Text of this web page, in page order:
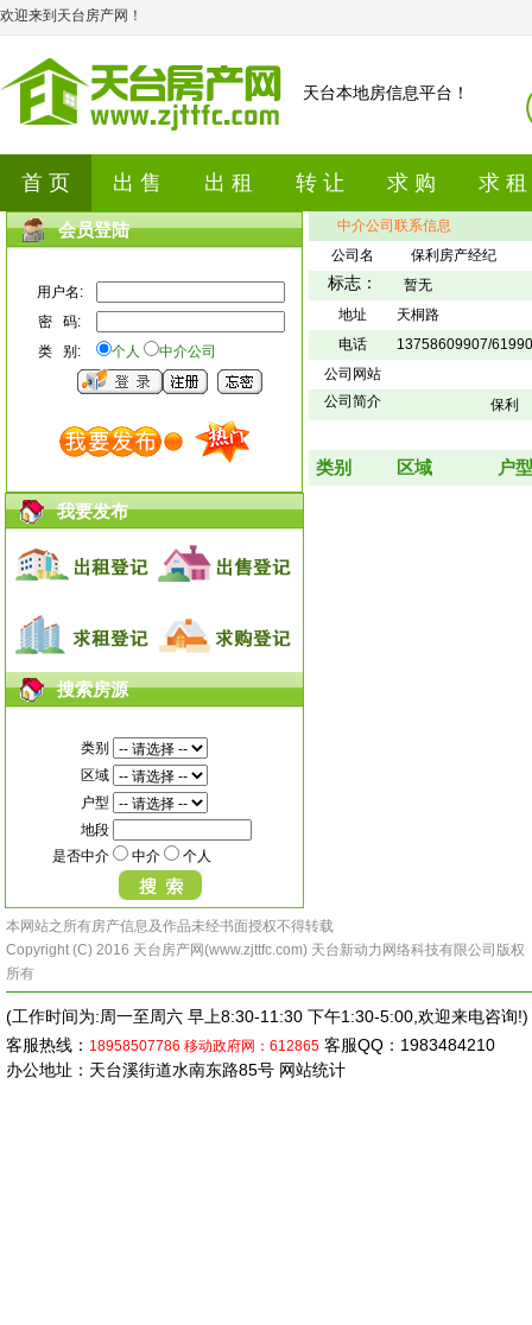
欢迎来到天台房产网！
天台本地房信息平台！
首 页 出 售 出 租 转 让 求 购 求 租
会员登陆
用户名:
密 码:
类 别:
个人 中介公司
我要发布
搜索房源
类别
区域
户型
地段
是否中介
中介 个人
中介公司联系信息
公司名
保利房产经纪
标志：
暂无
地址
天桐路
电话
13758609907/
公司网站
公司简介
保利
类别 区域 户型
本网站之所有房产信息及作品未经书面授权不得转载
Copyright (C) 2016 天台房产网(www.zjttfc.com) 天台新动力网络科技有限公司版权
所有
(工作时间为:周一至周六 早上8:30-11:30 下午1:30-5:00,欢迎来电咨询!)
客服热线： 18958507786 移动政府网：612865 客服QQ：1983484210
办公地址：天台溪街道水南东路85号 网站统计